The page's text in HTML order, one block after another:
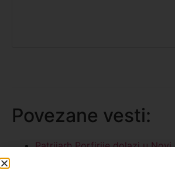
Povezane vesti:
Patrijarh Porfirije dolazi u Novi